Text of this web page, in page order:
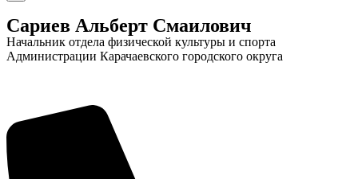
Сариев Альберт Смаилович
Начальник отдела физической культуры и спорта
Администрации Карачаевского городского округа